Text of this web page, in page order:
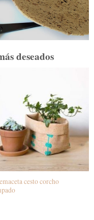
deseados
cesto corcho